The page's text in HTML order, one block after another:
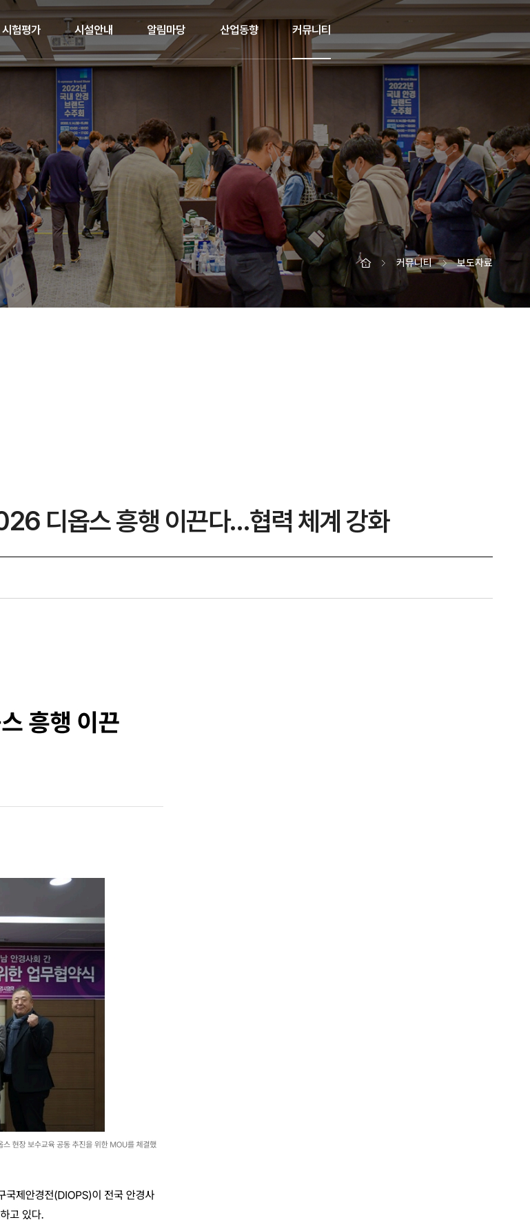
시험평가 시설안내 알림마당 산업동향 커뮤니티
커뮤니티 보도자료
디옵스 흥행 이끈다…협력 체계 강화